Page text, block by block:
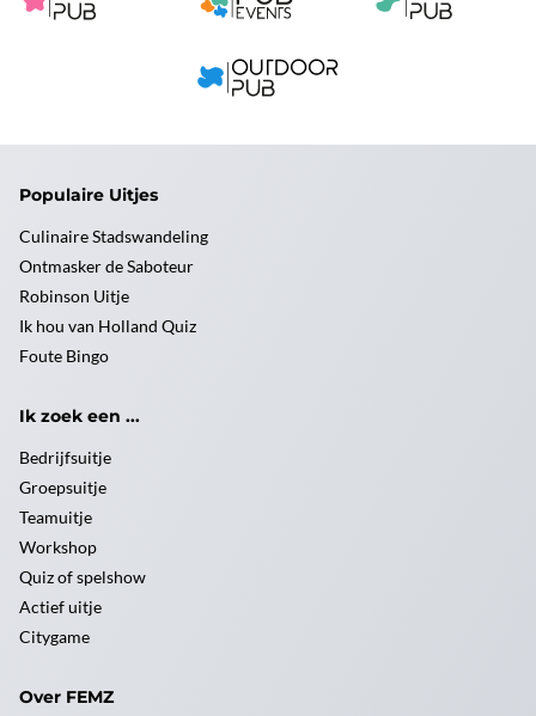
Populaire Uitjes
Culinaire Stadswandeling
Ontmasker de Saboteur
Robinson Uitje
Ik hou van Holland Quiz
Foute Bingo
Ik zoek een ...
Bedrijfsuitje
Groepsuitje
Teamuitje
Workshop
Quiz of spelshow
Actief uitje
Citygame
Over FEMZ